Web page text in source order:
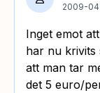
2009-
Inget emot
har nu krivits
att man tar
det 5 euro/